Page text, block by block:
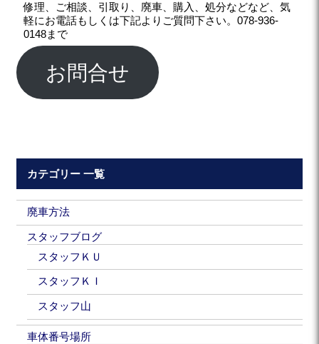
修理、ご相談、引取り、廃車、購入、処分などなど、気
軽にお電話もしくは下記よりご質問下さい。078-936-
0148まで
お問合せ
カテゴリー 一覧
廃車方法
スタッフブログ
スタッフＫＵ
スタッフＫＩ
スタッフ山
車体番号場所